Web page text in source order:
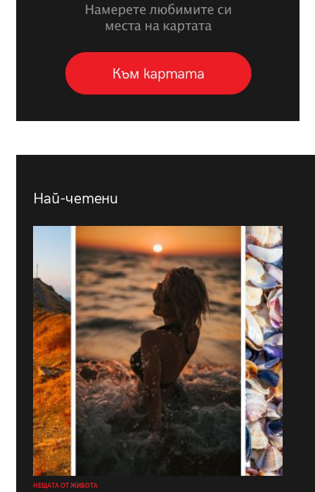
Най-четени
НЕЩАТА ОТ ЖИВОТА